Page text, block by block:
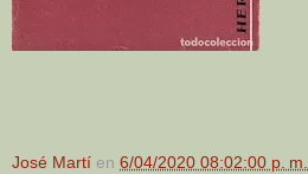
José Martí en 6/04/2020 08:02:00 p. m.